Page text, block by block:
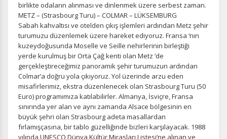
birlikte odaların alınması ve dinlenmek üzere serbest zaman.
METZ – (Strasbourg Turu) – COLMAR – LÜKSEMBURG
Sabah kahvaltısı ve otelden çıkış işlemleri ardından Metz şehir
turumuzu düzenlemek üzere hareket ediyoruz. Fransa ‘nın
kuzeydoğusunda Moselle ve Seille nehirlerinin birleştiği
yerde kurulmuş bir Orta Çağ kenti olan Metz ‘de
gerçekleştireceğimiz panoramik şehir turumuzun ardından
Colmar’a doğru yola çıkıyoruz. Yol üzerinde arzu eden
misafirlerimiz, ekstra düzenlenecek olan Strasbourg Turu (50
Euro) programımıza katılabilirler. Almanya, İsviçre, Fransa
sınırında yer alan ve aynı zamanda Alsace bölgesinin en
büyük şehri olan Strasbourg adeta masallardan
fırlamışçasına, bir tablo güzelliğinde bizleri karşılayacak. 1988
yılında UNESCO Dünya Kültür Mirasları Listesi‘ne alınan ve